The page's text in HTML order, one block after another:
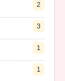
2
3
1
1